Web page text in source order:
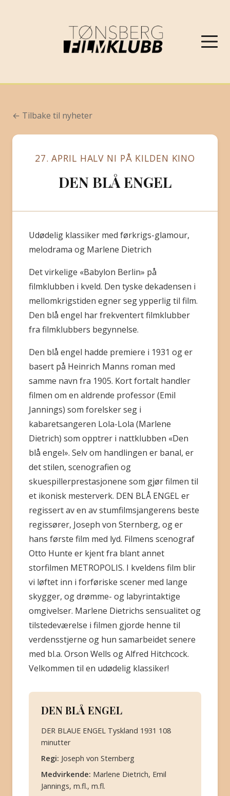
VÅRPROGRAM 2026
OM FILMKLUBBEN
BLI MEDLEM
← Tilbake til nyheter
27. APRIL HALV NI PÅ KILDEN KINO
DEN BLÅ ENGEL
Udødelig klassiker med førkrigs-glamour,
melodrama og Marlene Dietrich
Det virkelige «Babylon Berlin» på
filmklubben i kveld. Den tyske dekadensen i
mellomkrigstiden egner seg ypperlig til film.
Den blå engel har frekventert filmklubber
fra filmklubbers begynnelse.
Den blå engel hadde premiere i 1931 og er
basert på Heinrich Manns roman med
samme navn fra 1905. Kort fortalt handler
filmen om en aldrende professor (Emil
Jannings) som forelsker seg i
kabaretsangeren Lola-Lola (Marlene
Dietrich) som opptrer i nattklubben «Den
blå engel». Selv om handlingen er banal, er
det stilen, scenografien og
skuespillerprestasjonene som gjør filmen til
et ikonisk mesterverk. DEN BLÅ ENGEL er
regissert av en av stumfilmsjangerens beste
regissører, Joseph von Sternberg, og er
hans første film med lyd. Filmens scenograf
Otto Hunte er kjent fra blant annet
storfilmen METROPOLIS. I kveldens film blir
vi løftet inn i forføriske scener med lange
skygger, og drømme- og labyrintaktige
omgivelser. Marlene Dietrichs sensualitet og
tilstedeværelse i filmen gjorde henne til
verdensstjerne og hun samarbeidet senere
med bl.a. Orson Wells og Alfred Hitchcock.
Velkommen til en udødelig klassiker!
DEN BLÅ ENGEL
DER BLAUE ENGEL Tyskland 1931 108
minutter
Regi: Joseph von Sternberg
Medvirkende: Marlene Dietrich, Emil
Jannings, m.fl., m.fl.